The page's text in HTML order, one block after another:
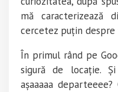
mă caracterizează
cercetez puțin despre
În primul rând pe
sigură de locație.
așaaaaa